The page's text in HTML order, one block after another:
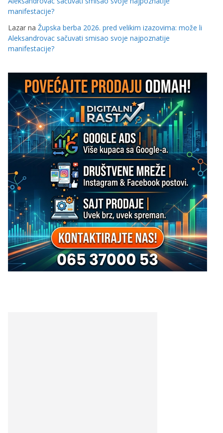
manifestacije?
Lazar na Župska berba 2026. pred velikim izazovima: može li
Aleksandrovac sačuvati smisao svoje najpoznatije
manifestacije?